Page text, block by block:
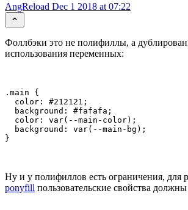
AngReload Dec 1 2018 at 07:22
Фоллбэки это не полифиллы, а
использования переменных:
.main {
  color: #212121;
  background: #fafafa;
  color: var(--main-color);
  background: var(--main-bg);
}
Ну и у полифиллов есть ограничения, для
ponyfill пользовательские свойства